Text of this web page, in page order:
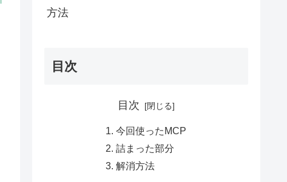
方法
目次
目次
今回使ったMCP
詰まった部分
解消方法